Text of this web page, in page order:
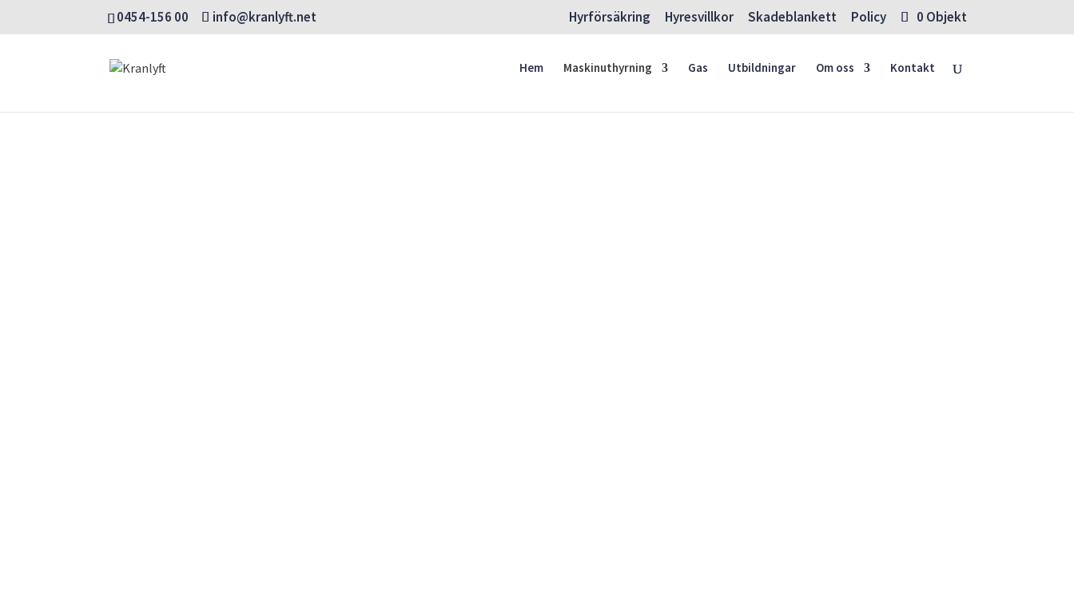
0454-156 00 info@kranlyft.net Hyrförsäkring Hyresvillkor Skadeblankett Policy 0 Objekt
Hem Maskinuthyrning Gas Utbildningar Om oss Kontakt